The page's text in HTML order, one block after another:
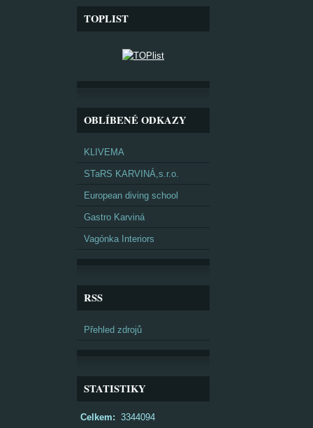
TOPLIST
OBLÍBENÉ ODKAZY
KLIVEMA
STaRS KARVINÁ,s.r.o.
European diving school
Gastro Karviná
Vagónka Interiors
RSS
Přehled zdrojů
STATISTIKY
Celkem: 3344094